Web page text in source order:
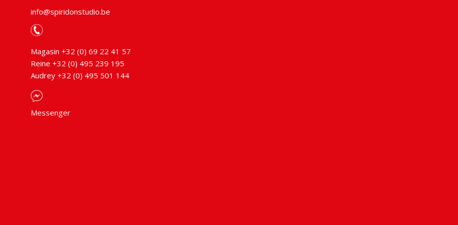
info@spiridonstudio.be
Magasin +32 (0) 69 22 41 57
Reine +32 (0) 495 239 195
Audrey +32 (0) 495 501 144
Messenger